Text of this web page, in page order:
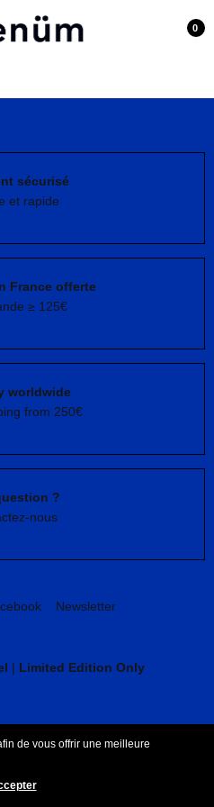
0
sécurisé
et rapide
France offerte
≥ 125€
worldwide
from 250€
?
nous
Newsletter
| Limited Edition Only
légales
de vous offrir une meilleure